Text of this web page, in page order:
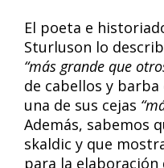
El poeta e
Sturluson lo
“más grande que
de cabellos y
una de sus cejas
Además, sabemos
skaldic y que
para la elaboración